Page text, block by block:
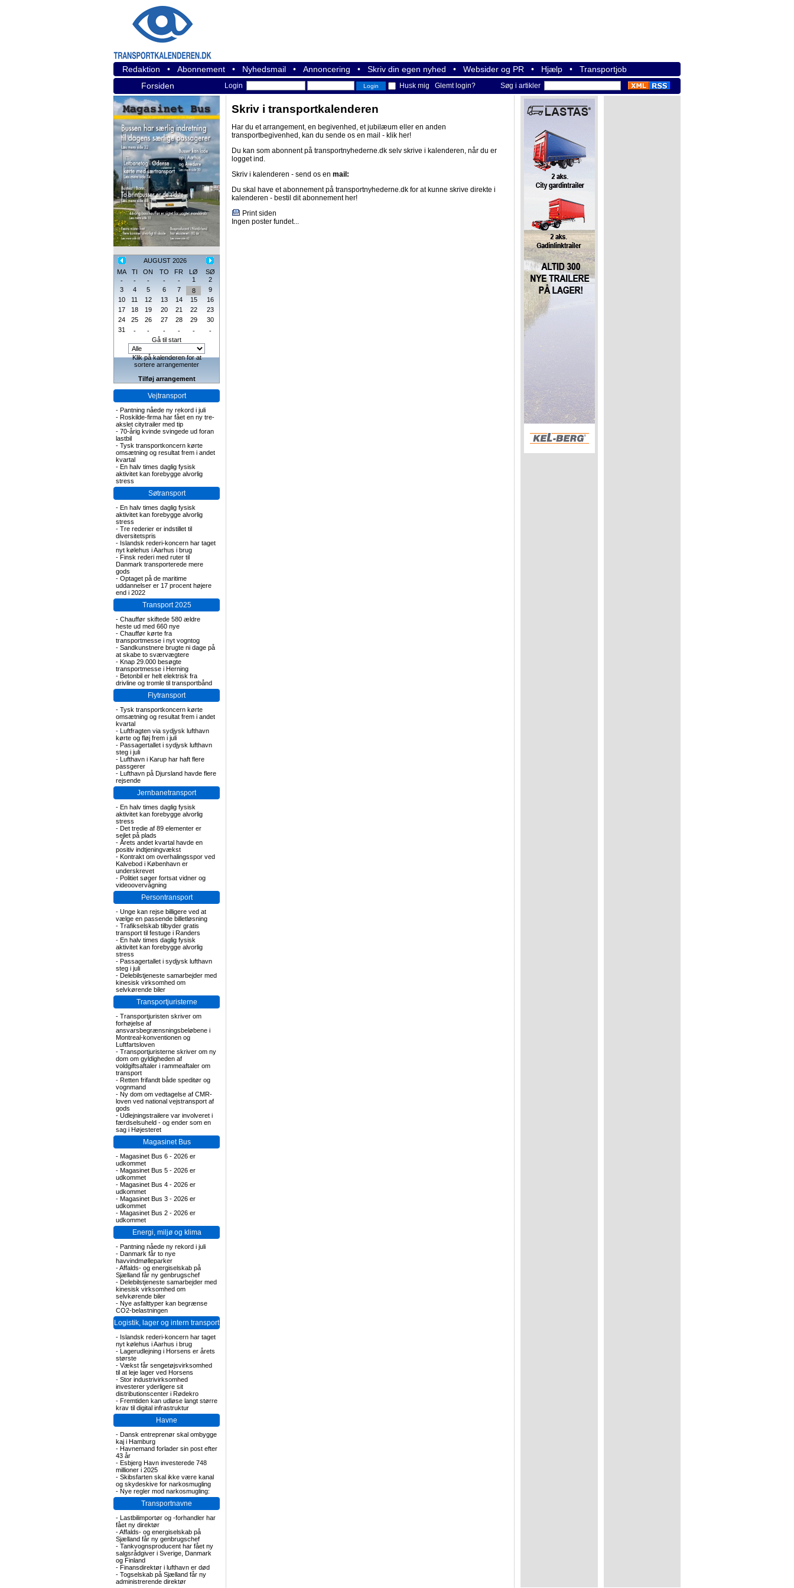
Redaktion • Abonnement • Nyhedsmail • Annoncering • Skriv din egen nyhed • Websider og PR • Hjælp • Transportjob
Forsiden
Login Husk mig Glemt login? Søg i artikler
AUGUST 2026
MA
TI ON TO FR LØ
SØ
-
- - - - 1
2
3
4 5 6 7 8
9
10
11 12 13 14 15
16
17
18 19 20 21 22
23
24
25 26 27 28 29
30
31
- - - - -
-
Gå til start
Klik på kalenderen for at
sortere arrangementer
Tilføj arrangement
Vejtransport
- Pantning nåede ny rekord i juli
- Roskilde-firma har fået en ny tre-
akslet citytrailer med tip
- 70-årig kvinde svingede ud foran
lastbil
- Tysk transportkoncern kørte
omsætning og resultat frem i andet
kvartal
- En halv times daglig fysisk
aktivitet kan forebygge alvorlig
stress
Søtransport
- En halv times daglig fysisk
aktivitet kan forebygge alvorlig
stress
- Tre rederier er indstillet til
diversitetspris
- Islandsk rederi-koncern har taget
nyt kølehus i Aarhus i brug
- Finsk rederi med ruter til
Danmark transporterede mere
gods
- Optaget på de maritime
uddannelser er 17 procent højere
end i 2022
Transport 2025
- Chauffør skiftede 580 ældre
heste ud med 660 nye
- Chauffør kørte fra
transportmesse i nyt vogntog
- Sandkunstnere brugte ni dage på
at skabe to sværvægtere
- Knap 29.000 besøgte
transportmesse i Herning
- Betonbil er helt elektrisk fra
drivline og tromle til transportbånd
Flytransport
- Tysk transportkoncern kørte
omsætning og resultat frem i andet
kvartal
- Luftfragten via sydjysk lufthavn
kørte og fløj frem i juli
- Passagertallet i sydjysk lufthavn
steg i juli
- Lufthavn i Karup har haft flere
passgerer
- Lufthavn på Djursland havde flere
rejsende
Jernbanetransport
- En halv times daglig fysisk
aktivitet kan forebygge alvorlig
stress
- Det tredie af 89 elementer er
sejlet på plads
- Årets andet kvartal havde en
positiv indtjeningvækst
- Kontrakt om overhalingsspor ved
Kalvebod i København er
underskrevet
- Politiet søger fortsat vidner og
videoovervågning
Persontransport
- Unge kan rejse billigere ved at
vælge en passende billetløsning
- Trafikselskab tilbyder gratis
transport til festuge i Randers
- En halv times daglig fysisk
aktivitet kan forebygge alvorlig
stress
- Passagertallet i sydjysk lufthavn
steg i juli
- Delebilstjeneste samarbejder med
kinesisk virksomhed om
selvkørende biler
Transportjuristerne
- Transportjuristen skriver om
forhøjelse af
ansvarsbegrænsningsbeløbene i
Montreal-konventionen og
Luftfartsloven
- Transportjuristerne skriver om ny
dom om gyldigheden af
voldgiftsaftaler i rammeaftaler om
transport
- Retten frifandt både speditør og
vognmand
- Ny dom om vedtagelse af CMR-
loven ved national vejstransport af
gods
- Udlejningstrailere var involveret i
færdselsuheld - og ender som en
sag i Højesteret
Magasinet Bus
- Magasinet Bus 6 - 2026 er
udkommet
- Magasinet Bus 5 - 2026 er
udkommet
- Magasinet Bus 4 - 2026 er
udkommet
- Magasinet Bus 3 - 2026 er
udkommet
- Magasinet Bus 2 - 2026 er
udkommet
Energi, miljø og klima
- Pantning nåede ny rekord i juli
- Danmark får to nye
havvindmølleparker
-Affalds- og energiselskab på
Sjælland får ny genbrugschef
- Delebilstjeneste samarbejder med
kinesisk virksomhed om
selvkørende biler
- Nye asfalttyper kan begrænse
CO2-belastningen
Logistik, lager og intern transport
- Islandsk rederi-koncern har taget
nyt kølehus i Aarhus i brug
- Lagerudlejning i Horsens er årets
største
- Vækst får sengetøjsvirksomhed
til at leje lager ved Horsens
- Stor industrivirksomhed
investerer yderligere sit
distributionscenter i Rødekro
- Fremtiden kan udløse langt større
krav til digital infrastruktur
Havne
- Dansk entreprenør skal ombygge
kaj i Hamburg
- Havnemand forlader sin post efter
43 år
- Esbjerg Havn investerede 748
millioner i 2025
- Skibsfarten skal ikke være kanal
og skydeskive for narkosmugling
- Nye regler mod narkosmugling:
Transportnavne
- Lastbilimportør og -forhandler har
fået ny direktør
-Affalds- og energiselskab på
Sjælland får ny genbrugschef
- Tankvognsproducent har fået ny
salgsrådgiver i Sverige, Danmark
og Finland
- Finansdirektør i lufthavn er død
- Togselskab på Sjælland får ny
administrerende direktør
Skriv i transportkalenderen
Har du et arrangement, en begivenhed, et jubilæum eller en anden
transportbegivenhed, kan du sende os en mail - klik her!
Du kan som abonnent på transportnyhederne.dk selv skrive i kalenderen, når du er
logget ind.
Skriv i kalenderen - send os en mail:
Du skal have et abonnement på transportnyhederne.dk for at kunne skrive direkte i
kalenderen - bestil dit abonnement her!
Print siden
Ingen poster fundet...